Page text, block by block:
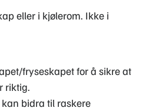
eller i kjølerom. Ikke i
fryseskapet for å sikre at
riktig.
bidra til raskere